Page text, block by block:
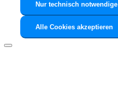
Nur technisch notwendige
Alle Cookies akzeptieren